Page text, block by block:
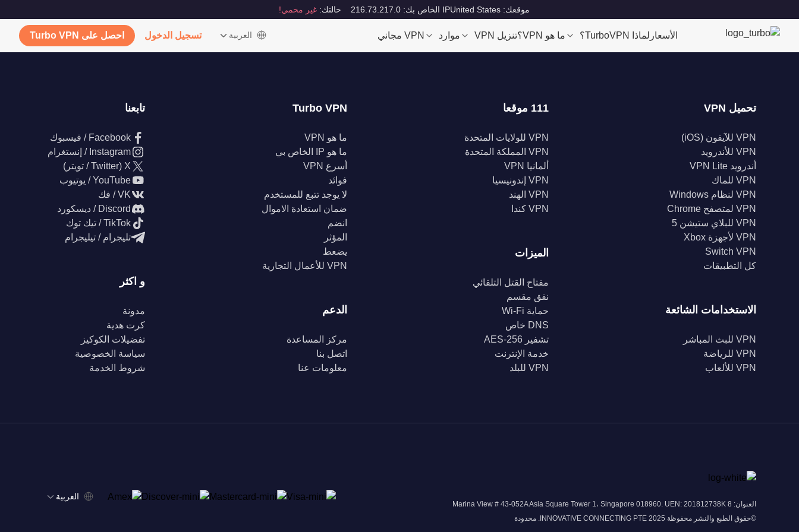
موقعك: United States IP الخاص بك: 216.73.217.0 حالتك: غير محمي!
الأسعار لماذا TurboVPN؟ ما هو VPN؟ تنزيل VPN موارد VPN مجاني ‫العربية تسجيل الدخول احصل على Turbo VPN
تحميل VPN
VPN للآيفون (iOS)
VPN للأندرويد
أندرويد VPN Lite
VPN للماك
VPN لنظام Windows
VPN لمتصفح Chrome
VPN للبلاي ستيشن 5
VPN لأجهزة Xbox
Switch VPN
كل التطبيقات
الاستخدامات الشائعة
VPN للبث المباشر
VPN للرياضة
VPN للألعاب
111 موقعا
VPN للولايات المتحدة
VPN المملكة المتحدة
ألمانيا VPN
VPN إندونيسيا
VPN الهند
VPN كندا
الميزات
مفتاح القتل التلقائي
نفق مقسم
حماية Wi-Fi
DNS خاص
تشفير AES-256
خدمة الإنترنت
VPN للبلد
Turbo VPN
ما هو VPN
ما هو IP الخاص بي
أسرع VPN
فوائد
لا يوجد تتبع للمستخدم
ضمان استعادة الاموال
انضم
المؤثر
يضعط
VPN للأعمال التجارية
الدعم
مركز المساعدة
اتصل بنا
معلومات عنا
تابعنا
Facebook / فيسبوك
Instagram / إنستغرام
X (Twitter / تويتر)
YouTube / يوتيوب
VK / فك
Discord / ديسكورد
TikTok / تيك توك
تليجرام / تيليجرام
و اكثر
مدونة
كرت هدية
تفضيلات الكوكيز
سياسة الخصوصية
شروط الخدمة
العنوان: 8 Marina View # 43-052A Asia Square Tower 1، Singapore 018960. UEN: 201812738K
©حقوق الطبع والنشر محفوظة 2025 INNOVATIVE CONNECTING PTE. محدودة
‫العربية